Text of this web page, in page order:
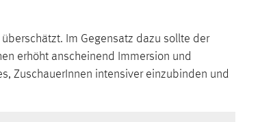
Im Gegensatz dazu sollte der
erhöht anscheinend Immersion und
ZuschauerInnen intensiver einzubinden und